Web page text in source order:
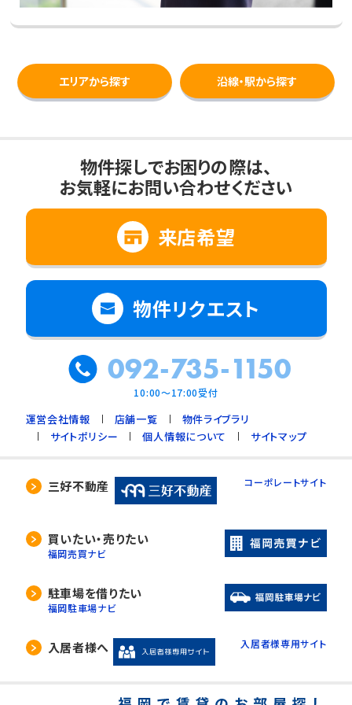
エリアから探す 沿線・駅から探す
物件探しでお困りの際は、
お気軽にお問い合わせください
来店希望
物件リクエスト
092-735-1150
10:00～17:00受付
運営会社情報 店舗一覧
物件ライブラリ
サイトポリシー
個人情報について サイトマップ
三好不動産 コーポレートサイト
買いたい・売りたい
福岡売買ナビ
駐車場を借りたい
福岡駐車場ナビ
入居者様へ 入居者様専用サイト